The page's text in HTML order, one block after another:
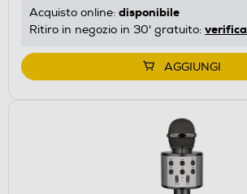
Acquisto online: disponibile
Ritiro in negozio in 30' gratuito: verifica
AGGIUNGI